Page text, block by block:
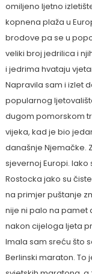
omiljeno ljetno
kopnena plaža u
brodove pa se u
veliki broj jedrilica i
i jedrima hvataju
Napravila sam i izlet
popularnog
dugom pomorskom
vijeka, kad je bio
današnje Njemačke.
sjevernoj Europi.
Rostocka jako su
na primjer puštanje
nije ni palo na pamet
nakon cijeloga ljeta
Imala sam sreću što
Berlinski maraton. To